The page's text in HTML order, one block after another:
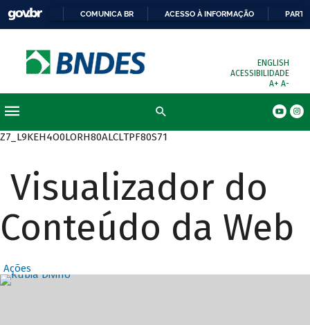
COMUNICA BR ACESSO À INFORMAÇÃO
ENGLISH
ACESSIBILIDADE
A+ A-
Z7_L9KEH4O0LORH80ALCLTPF80S71
Visualizador do
Conteúdo da Web
Ações
Destaques